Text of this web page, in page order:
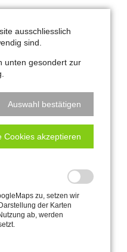
ausschliesslich
sind.
unten gesondert zur
Auswahl bestätigen
Cookies akzeptieren
zu, setzen wir
der Karten
ab, werden